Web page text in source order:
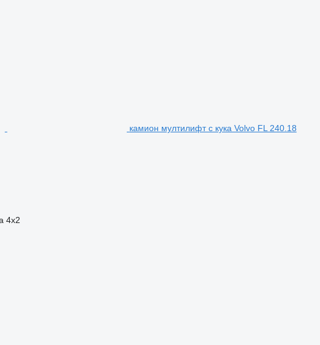
камион мултилифт с кука Volvo FL 240.18
4x2